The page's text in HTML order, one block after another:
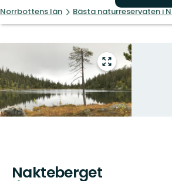
Norrbottens län Bästa naturreservaten i
Gå
till
helskärmsläge
Nakteberget